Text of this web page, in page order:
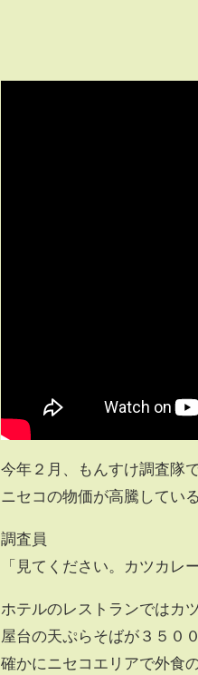
今年２月、もんすけ調査隊で
ニセコの物価が高騰してい
調査員
「見てください。カツカレ
ホテルのレストランではカ
屋台の天ぷらそばが３５０
確かにニセコエリアで外食